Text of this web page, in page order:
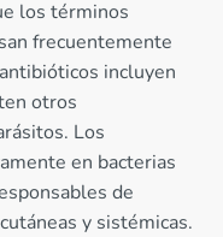
los términos
frecuentemente
incluyen
otros
Los
en bacterias
de
y sistémicas.